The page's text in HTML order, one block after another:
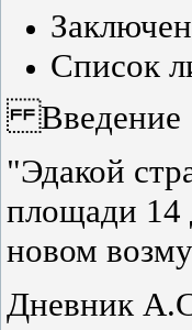
Список
Введение
"Эдакой
площади 14
новом
Дневник